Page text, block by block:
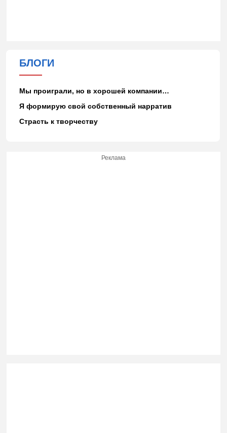
БЛОГИ
Мы проиграли, но в хорошей компании…
Я формирую свой собственный нарратив
Страсть к творчеству
Реклама